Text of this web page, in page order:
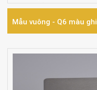
Tiêu chuẩn:86*86mm
Mẫu vuông - Q6 màu ghi